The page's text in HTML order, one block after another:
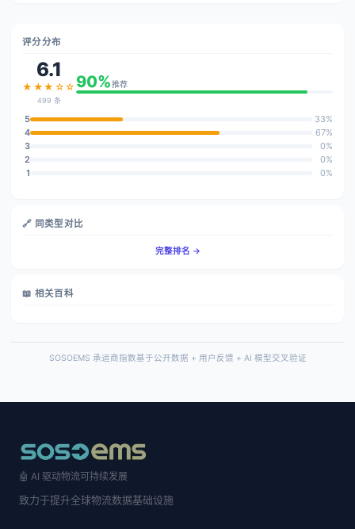
评分分布
6.1
★★★☆☆
499 条
90%推荐
5
33%
4
67%
3
0%
2
0%
1
0%
🔗 同类型对比
完整排名 →
📖 相关百科
SOSOEMS 承运商指数基于公开数据 + 用户反馈 + AI 模型交叉验证
🤖 AI 驱动物流可持续发展
致力于提升全球物流数据基础设施